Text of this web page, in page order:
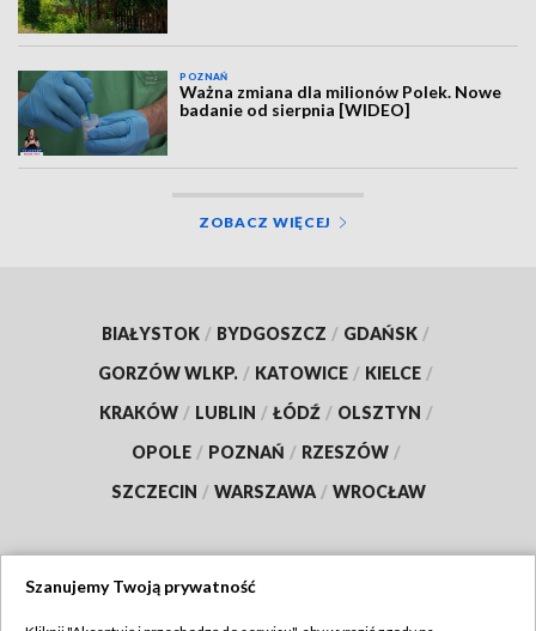
POZNAŃ
Ważna zmiana dla milionów Polek. Nowe
badanie od sierpnia [WIDEO]
ZOBACZ WIĘCEJ
BIAŁYSTOK / BYDGOSZCZ / GDAŃSK /
GORZÓW WLKP. / KATOWICE / KIELCE /
KRAKÓW / LUBLIN / ŁÓDŹ / OLSZTYN /
OPOLE / POZNAŃ / RZESZÓW /
SZCZECIN / WARSZAWA / WROCŁAW
Szanujemy Twoją prywatność